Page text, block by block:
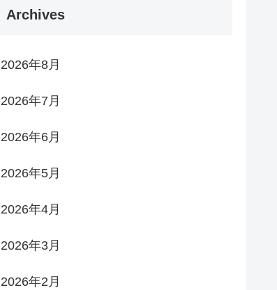
Archives
2026年8月
2026年7月
2026年6月
2026年5月
2026年4月
2026年3月
2026年2月